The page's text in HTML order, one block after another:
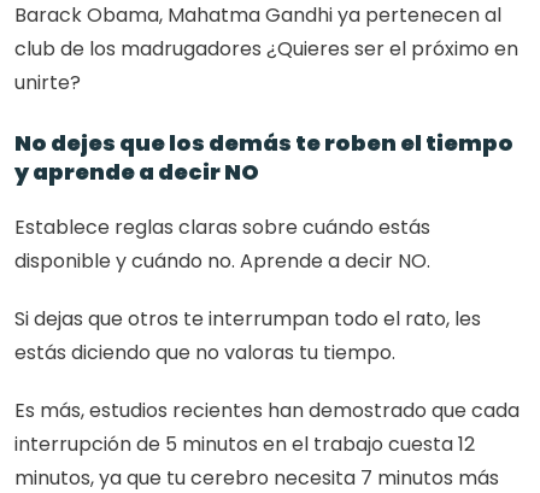
Barack Obama, Mahatma Gandhi ya pertenecen al
club de los madrugadores ¿Quieres ser el próximo en
unirte?
No dejes que los demás te roben el tiempo
y aprende a decir NO
Establece reglas claras sobre cuándo estás
disponible y cuándo no. Aprende a decir NO.
Si dejas que otros te interrumpan todo el rato, les
estás diciendo que no valoras tu tiempo.
Es más, estudios recientes han demostrado que cada
interrupción de 5 minutos en el trabajo cuesta 12
minutos, ya que tu cerebro necesita 7 minutos más